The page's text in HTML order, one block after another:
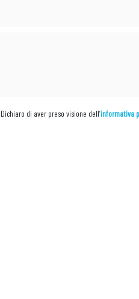
Dichiaro di aver preso visione dell’informativa